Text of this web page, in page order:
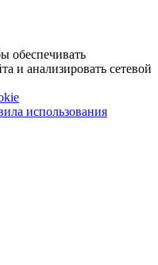
обеспечивать
и анализировать сетевой
использования